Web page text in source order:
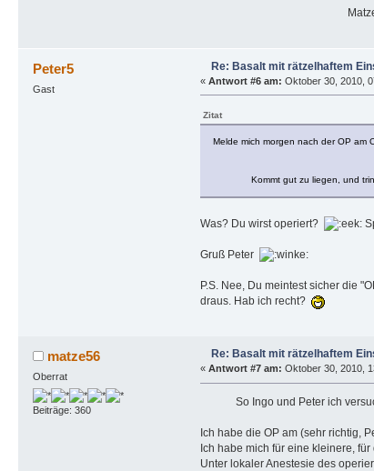
Peter5
Gast
Re: Basalt mit rätzelhaftem
« Antwort #6 am: Oktober 30, 2010,
Zitat
Melde mich morgen nach der OP am
Kommt gut zu liegen, und trinkt
Was? Du wirst operiert?
Gruß Peter
P.S. Nee, Du meintest sicher die
draus. Hab ich recht?
matze56
Oberrat
Beiträge: 360
Re: Basalt mit rätzelhaftem
« Antwort #7 am: Oktober 30, 2010,
So Ingo und Peter ich
Ich habe die OP am (sehr richtig,
Ich habe mich für eine kleinere,
Unter lokaler Anestesie des